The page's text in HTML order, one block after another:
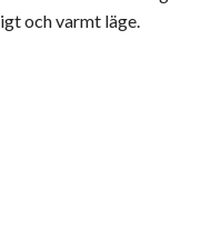
och varmt läge.